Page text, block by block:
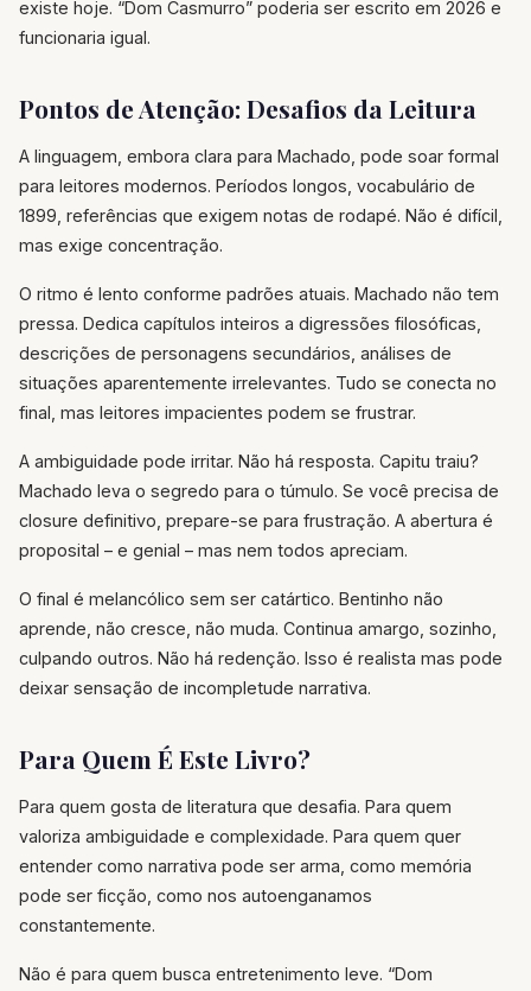
existe hoje. “Dom Casmurro” poderia ser escrito em 2026 e
funcionaria igual.
Pontos de Atenção: Desafios da Leitura
A linguagem, embora clara para Machado, pode soar formal
para leitores modernos. Períodos longos, vocabulário de
1899, referências que exigem notas de rodapé. Não é difícil,
mas exige concentração.
O ritmo é lento conforme padrões atuais. Machado não tem
pressa. Dedica capítulos inteiros a digressões filosóficas,
descrições de personagens secundários, análises de
situações aparentemente irrelevantes. Tudo se conecta no
final, mas leitores impacientes podem se frustrar.
A ambiguidade pode irritar. Não há resposta. Capitu traiu?
Machado leva o segredo para o túmulo. Se você precisa de
closure definitivo, prepare-se para frustração. A abertura é
proposital – e genial – mas nem todos apreciam.
O final é melancólico sem ser catártico. Bentinho não
aprende, não cresce, não muda. Continua amargo, sozinho,
culpando outros. Não há redenção. Isso é realista mas pode
deixar sensação de incompletude narrativa.
Para Quem É Este Livro?
Para quem gosta de literatura que desafia. Para quem
valoriza ambiguidade e complexidade. Para quem quer
entender como narrativa pode ser arma, como memória
pode ser ficção, como nos autoenganamos
constantemente.
Não é para quem busca entretenimento leve. “Dom